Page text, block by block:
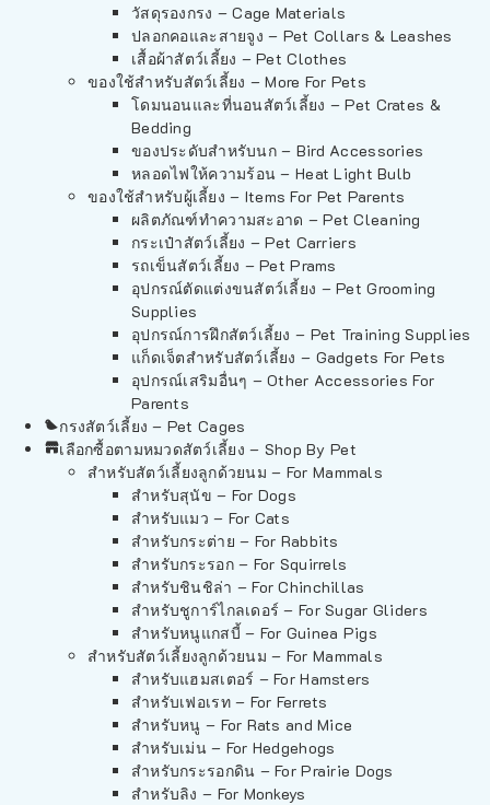
วัสดุรองกรง – Cage Materials
ปลอกคอและสายจูง – Pet Collars & Leashes
เสื้อผ้าสัตว์เลี้ยง – Pet Clothes
ของใช้สำหรับสัตว์เลี้ยง – More For Pets
โดมนอนและที่นอนสัตว์เลี้ยง – Pet Crates &
Bedding
ของประดับสำหรับนก – Bird Accessories
หลอดไฟให้ความร้อน – Heat Light Bulb
ของใช้สำหรับผู้เลี้ยง – Items For Pet Parents
ผลิตภัณฑ์ทำความสะอาด – Pet Cleaning
กระเป๋าสัตว์เลี้ยง – Pet Carriers
รถเข็นสัตว์เลี้ยง – Pet Prams
อุปกรณ์ตัดแต่งขนสัตว์เลี้ยง – Pet Grooming
Supplies
อุปกรณ์การฝึกสัตว์เลี้ยง – Pet Training Supplies
แก็ดเจ็ตสำหรับสัตว์เลี้ยง – Gadgets For Pets
อุปกรณ์เสริมอื่นๆ – Other Accessories For
Parents
กรงสัตว์เลี้ยง – Pet Cages
เลือกซื้อตามหมวดสัตว์เลี้ยง – Shop By Pet
สำหรับสัตว์เลี้ยงลูกด้วยนม – For Mammals
สำหรับสุนัข – For Dogs
สำหรับแมว – For Cats
สำหรับกระต่าย – For Rabbits
สำหรับกระรอก – For Squirrels
สำหรับชินชิล่า – For Chinchillas
สำหรับชูการ์ไกลเดอร์ – For Sugar Gliders
สำหรับหนูแกสบี้ – For Guinea Pigs
สำหรับสัตว์เลี้ยงลูกด้วยนม – For Mammals
สำหรับแฮมสเตอร์ – For Hamsters
สำหรับเฟอเรท – For Ferrets
สำหรับหนู – For Rats and Mice
สำหรับเม่น – For Hedgehogs
สำหรับกระรอกดิน – For Prairie Dogs
สำหรับลิง – For Monkeys